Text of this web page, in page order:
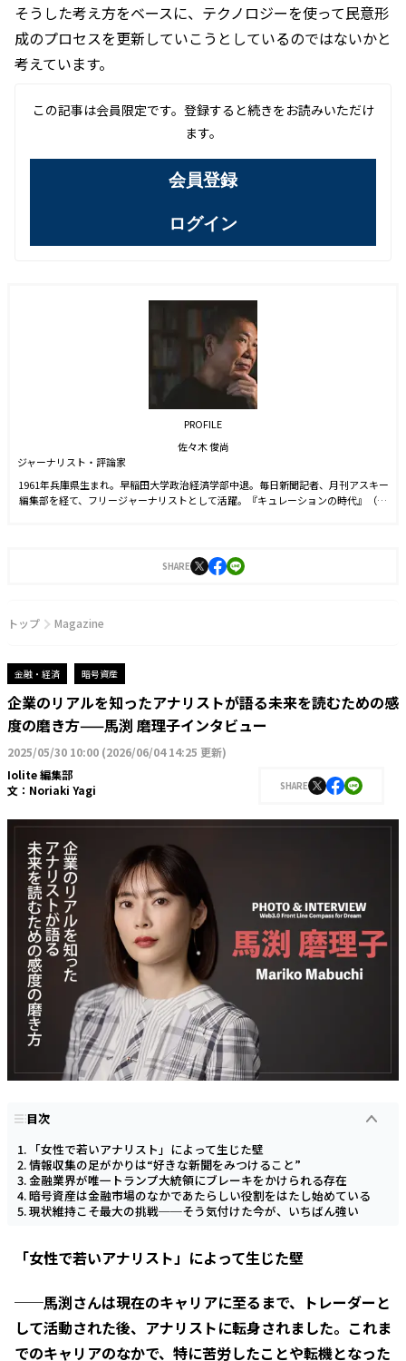
そうした考え方をベースに、テクノロジーを使って民意形
成のプロセスを更新していこうとしているのではないかと
考えています。
この記事は会員限定です。登録すると続きをお読みいただけ
ます。
会員登録
ログイン
PROFILE
佐々木 俊尚
ジャーナリスト・評論家
1961年兵庫県生まれ。早稲田大学政治経済学部中退。毎日新聞記者、月刊アスキー
編集部を経て、フリージャーナリストとして活躍。『キュレーションの時代』（ち
SHARE
トップ Magazine
金融・経済 暗号資産
企業のリアルを知ったアナリストが語る未来を読むための感
度の磨き方——馬渕 磨理子インタビュー
2025/05/30 10:00 (2026/06/04 14:25 更新)
Iolite 編集部
文： Noriaki Yagi SHARE
目次
「女性で若いアナリスト」によって生じた壁
情報収集の足がかりは“好きな新聞をみつけること”
金融業界が唯一トランプ大統領にブレーキをかけられる存在
暗号資産は金融市場のなかであたらしい役割をはたし始めている
現状維持こそ最大の挑戦──そう気付けた今が、いちばん強い
「女性で若いアナリスト」によって生じた壁
──馬渕さんは現在のキャリアに至るまで、トレーダーと
して活動された後、アナリストに転身されました。これま
でのキャリアのなかで、特に苦労したことや転機となった